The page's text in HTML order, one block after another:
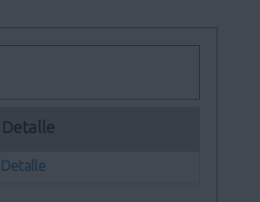
Detalle
Detalle